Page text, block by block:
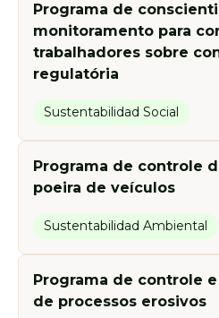
Programa de
monitoramento para
trabalhadores sobre
regulatória
Sustentabilidad Social
Programa de controle
poeira de veículos
Sustentabilidad Ambiental
Programa de controle
de processos erosivos